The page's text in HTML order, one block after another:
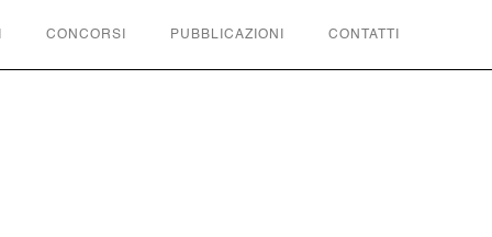
CONCORSI PUBBLICAZIONI CONTATTI